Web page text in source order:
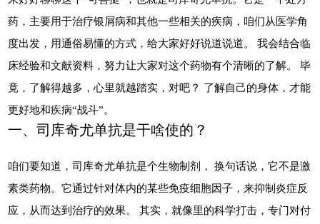
药，主要用于治疗银屑病和其他一些相关的疾病，咱们从医学角
度出发，用通俗易懂的方式，给大家好好说道说道。 我会结合临
床经验和文献资料，努力让大家对这个药物有个清晰的了解。 毕
竟，了解得越多，心里就越踏实，对吧？ 了解自己的身体，才能
更好地和疾病“战斗”。
一、司库奇尤单抗是干啥使的？
咱们要知道，司库奇尤单抗是个生物制剂， 换句话说，它不是激
素类药物。它通过针对体内的某些免疫细胞因子，来抑制炎症反
应，从而达到治疗的效果。 其实，就像里的科学打击，专门对付